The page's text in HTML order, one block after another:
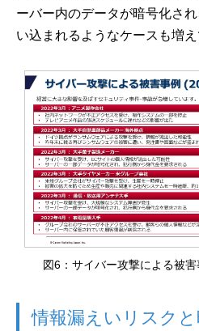
ーバー内のデータが暗号化さ
い込まれるようなケースも増え
図6：サイバー攻撃による被害
情報漏えいリスク